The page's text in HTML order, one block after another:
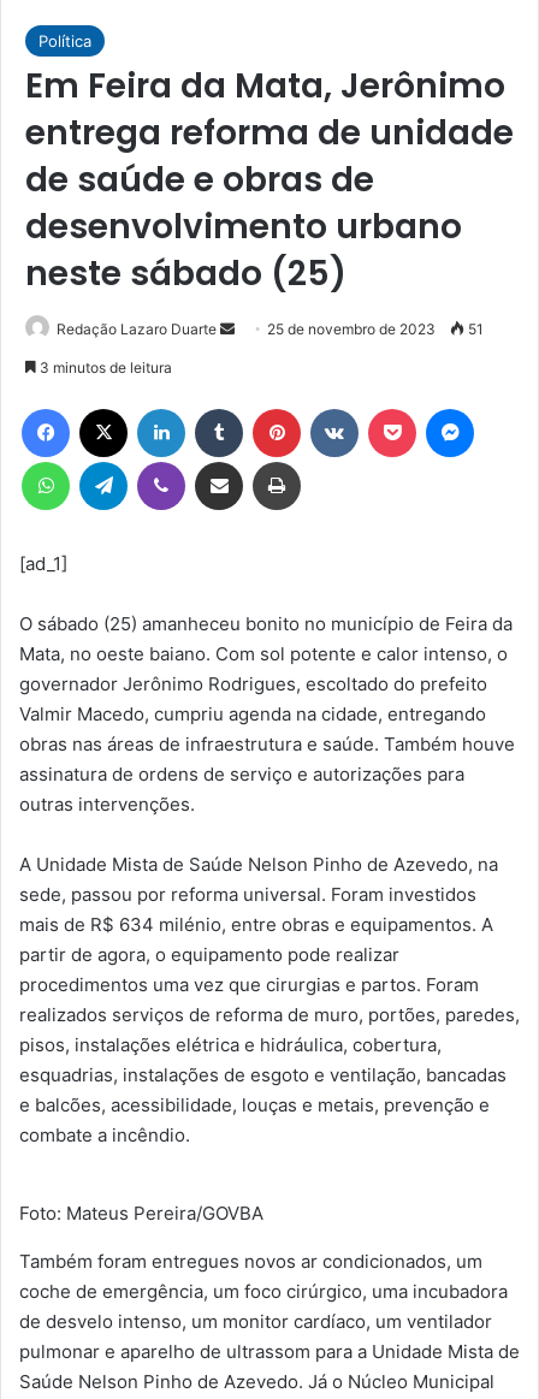
Política
Em Feira da Mata, Jerônimo
entrega reforma de unidade
de saúde e obras de
desenvolvimento urbano
neste sábado (25)
Redação Lazaro Duarte
Mande
mail
25 de novembro de 2023 51
3 minutos de leitura
Facebook Linkedin Tumblr Pinterest Pocket
WhatsAppTelegram Viber Compartilhar via e-mail Imprimir
[ad_1]
O sábado (25) amanheceu bonito no município de Feira da
Mata, no oeste baiano. Com sol potente e calor intenso, o
governador Jerônimo Rodrigues, escoltado do prefeito
Valmir Macedo, cumpriu agenda na cidade, entregando
obras nas áreas de infraestrutura e saúde. Também houve
assinatura de ordens de serviço e autorizações para
outras intervenções.
A Unidade Mista de Saúde Nelson Pinho de Azevedo, na
sede, passou por reforma universal. Foram investidos
mais de R$ 634 milénio, entre obras e equipamentos. A
partir de agora, o equipamento pode realizar
procedimentos uma vez que cirurgias e partos. Foram
realizados serviços de reforma de muro, portões, paredes,
pisos, instalações elétrica e hidráulica, cobertura,
esquadrias, instalações de esgoto e ventilação, bancadas
e balcões, acessibilidade, louças e metais, prevenção e
combate a incêndio.
Foto: Mateus Pereira/GOVBA
Também foram entregues novos ar condicionados, um
coche de emergência, um foco cirúrgico, uma incubadora
de desvelo intenso, um monitor cardíaco, um ventilador
pulmonar e aparelho de ultrassom para a Unidade Mista de
Saúde Nelson Pinho de Azevedo. Já o Núcleo Municipal